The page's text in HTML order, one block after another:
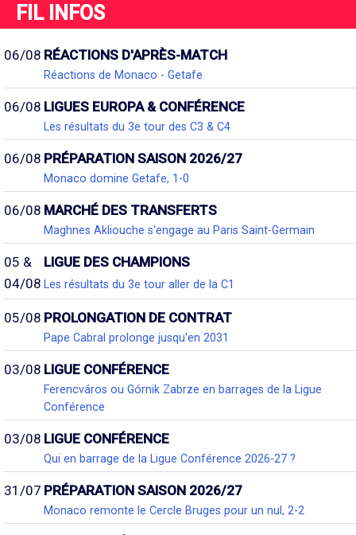
FIL INFOS
06/08 RÉACTIONS D'APRÈS-MATCH
Réactions de Monaco - Getafe
06/08 LIGUES EUROPA & CONFÉRENCE
Les résultats du 3e tour des C3 & C4
06/08 PRÉPARATION SAISON 2026/27
Monaco domine Getafe, 1-0
06/08 MARCHÉ DES TRANSFERTS
Maghnes Akliouche s'engage au Paris Saint-Germain
05 &
04/08
LIGUE DES CHAMPIONS
Les résultats du 3e tour aller de la C1
05/08 PROLONGATION DE CONTRAT
Pape Cabral prolonge jusqu'en 2031
03/08 LIGUE CONFÉRENCE
Ferencváros ou Górnik Zabrze en barrages de la Ligue
Conférence
03/08 LIGUE CONFÉRENCE
Qui en barrage de la Ligue Conférence 2026-27 ?
31/07 PRÉPARATION SAISON 2026/27
Monaco remonte le Cercle Bruges pour un nul, 2-2